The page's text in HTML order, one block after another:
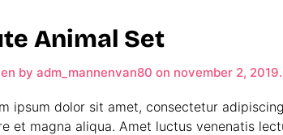
Animal Set
by adm_mannenvan80 on november 2, 2019.
ipsum dolor sit amet, consectetur
et magna aliqua. Amet luctus venenatis